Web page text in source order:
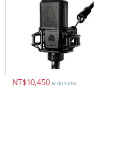
NT$10,450 NT$11,000